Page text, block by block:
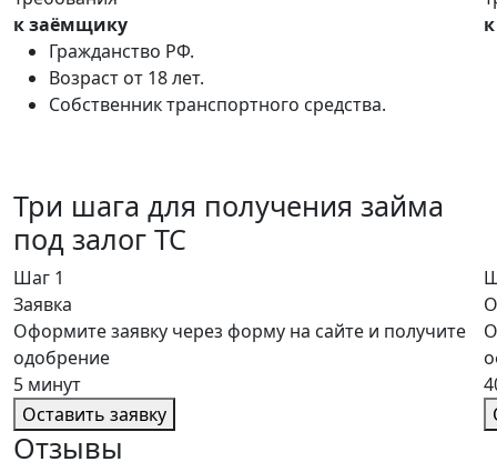
к заёмщику
Гражданство РФ.
Возраст от 18 лет.
Собственник транспортного средства.
Три шага для получения займа
под залог ТС
Шаг 1
Заявка
Оформите заявку через форму на сайте и получите
одобрение
5 минут
Оставить заявку
Отзывы